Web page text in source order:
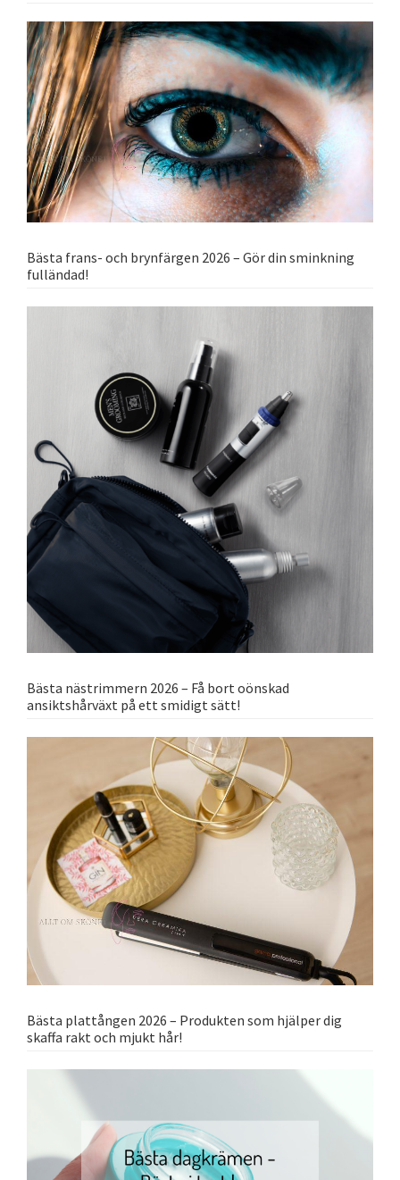
Bästa frans- och brynfärgen 2026 – Gör din sminkning
fulländad!
Bästa nästrimmern 2026 – Få bort oönskad
ansiktshårväxt på ett smidigt sätt!
Bästa plattången 2026 – Produkten som hjälper dig
skaffa rakt och mjukt hår!